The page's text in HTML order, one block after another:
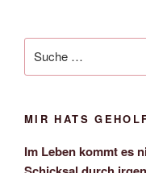
nach:
MIR HATS
Im Leben kommt es